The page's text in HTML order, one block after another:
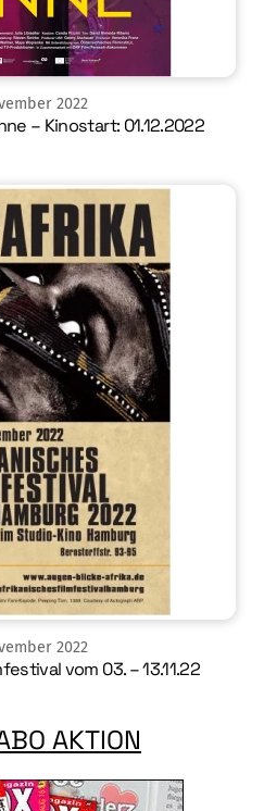
2022
– Kinostart: 01.12.2022
2022
vom 03. – 13.11.22
AKTION